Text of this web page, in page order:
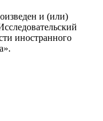
и (или)
иностранного